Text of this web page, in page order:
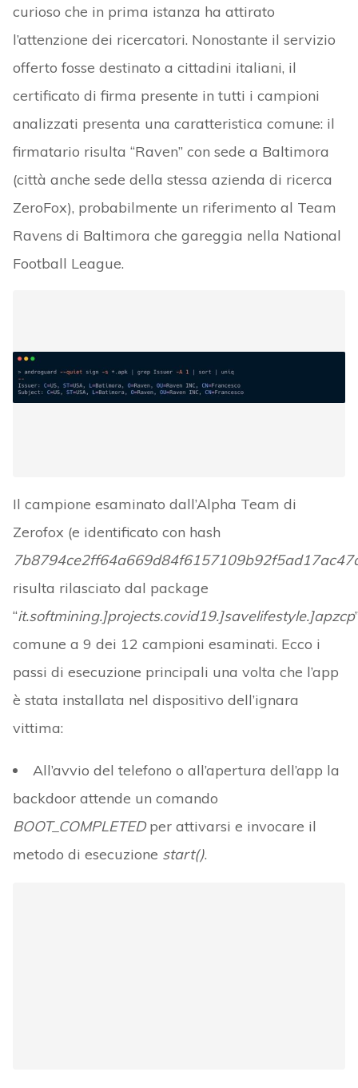
curioso che in prima istanza ha attirato
l’attenzione dei ricercatori. Nonostante il servizio
offerto fosse destinato a cittadini italiani, il
certificato di firma presente in tutti i campioni
analizzati presenta una caratteristica comune: il
firmatario risulta “Raven” con sede a Baltimora
(città anche sede della stessa azienda di ricerca
ZeroFox), probabilmente un riferimento al Team
Ravens di Baltimora che gareggia nella National
Football League.
Il campione esaminato dall’Alpha Team di
Zerofox (e identificato con hash
risulta rilasciato dal package
“it.softmining.]projects.covid19.]savelifestyle.]apzcp
comune a 9 dei 12 campioni esaminati. Ecco i
passi di esecuzione principali una volta che l’app
è stata installata nel dispositivo dell’ignara
vittima:
All’avvio del telefono o all’apertura dell’app la
backdoor attende un comando
BOOT_COMPLETEDper attivarsi e invocare il
metodo di esecuzione start().